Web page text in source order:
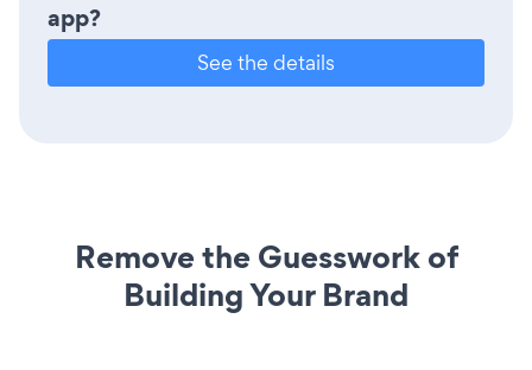
app?
See the details
Remove the Guesswork of
Building Your Brand